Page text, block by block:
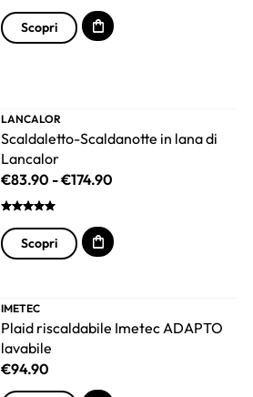
Scopri
LANCALOR
Scaldaletto-Scaldanotte in lana di
Lancalor
€83.90 -€174.90
Scopri
IMETEC
Plaid riscaldabile Imetec ADAPTO
lavabile
€94.90